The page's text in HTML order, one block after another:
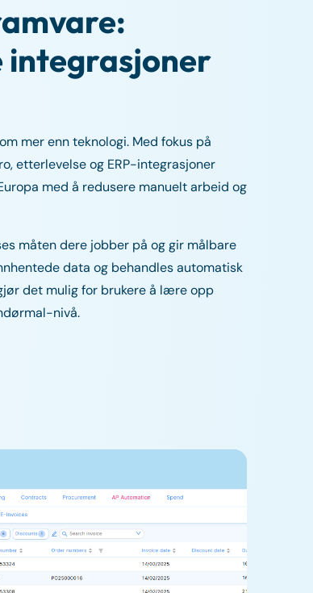
mer enn teknologi. Med fokus på
etterlevelse og ERP-integrasjoner
med å redusere manuelt arbeid og
måten dere jobber på og gir målbare
data og behandles automatisk
det mulig for brukere å lære opp
nivå.